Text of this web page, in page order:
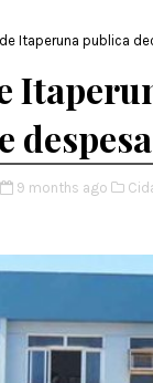
Itaperuna publica
9 months ago